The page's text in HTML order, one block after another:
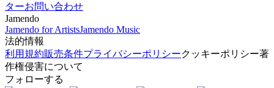
ターお問い合わせ
Jamendo
Jamendo for ArtistsJamendo Music
法的情報
利用規約販売条件プライバシーポリシークッキーポリシー著
作権侵害について
フォローする